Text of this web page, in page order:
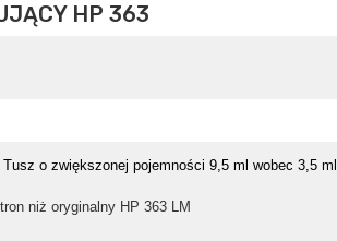
HP 363
Tusz o zwiększonej pojemności 9,5 ml wobec 3,5 ml
niż oryginalny HP 363 LM